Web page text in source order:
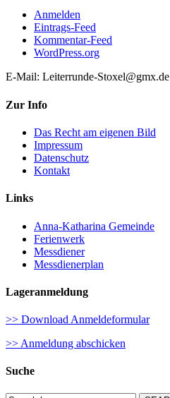
Anmelden
Eintrags-Feed
Kommentar-Feed
WordPress.org
E-Mail: Leiterrunde-Stoxel@gmx.de
Zur Info
Das Recht am eigenen Bild
Impressum
Datenschutz
Kontakt
Links
Anna-Katharina Gemeinde
Ferienwerk
Messdiener
Messdienerplan
Lageranmeldung
>> Download Anmeldeformular
>> Anmeldung abschicken
Suche